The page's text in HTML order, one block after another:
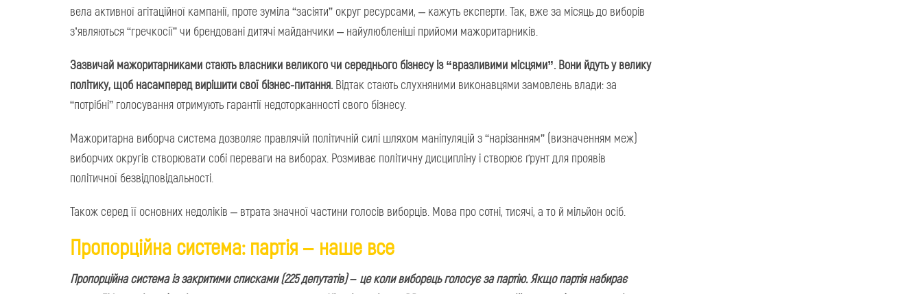
вела активної агітаційної кампанії, проте зуміла “засіяти” округ ресурсами, – кажуть експерти. Так, вже за місяць до виборів
з’являються “гречкосії” чи брендовані дитячі майданчики – найулюбленіші прийоми мажоритарників.
Зазвичай мажоритарниками стають власники великого чи середнього бізнесу із “вразливими місцями”. Вони йдуть у велику
політику, щоб насамперед вирішити свої бізнес-питання. Відтак стають слухняними виконавцями замовлень влади: за
“потрібні” голосування отримують гарантії недоторканності свого бізнесу.
Мажоритарна виборча система дозволяє правлячій політичній силі шляхом маніпуляцій з “нарізанням” (визначенням меж)
виборчих округів створювати собі переваги на виборах. Розмиває політичну дисципліну і створює ґрунт для проявів
політичної безвідповідальності.
Також серед її основних недоліків – втрата значної частини голосів виборців. Мова про сотні, тисячі, а то й мільйон осіб.
Пропорційна система: партія – наше все
Пропорційна система із закритими списками (225 депутатів) – це коли виборець голосує за партію. Якщо партія набирає